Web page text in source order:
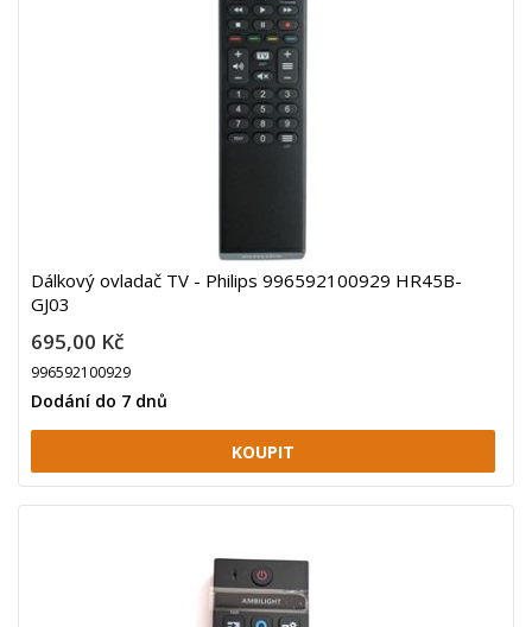
Dálkový ovladač TV - Philips 996592100929 HR45B-
GJ03
695,00 Kč
996592100929
Dodání do 7 dnů